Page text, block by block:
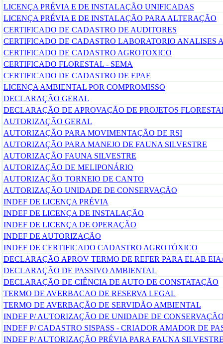
LICENÇA PRÉVIA E DE INSTALAÇÃO UNIFICADAS
LICENÇA PRÉVIA E DE INSTALAÇÃO PARA ALTERAÇÃO
CERTIFICADO DE CADASTRO DE AUDITORES
CERTIFICADO DE CADASTRO LABORATORIO ANALISES
CERTIFICADO DE CADASTRO AGROTOXICO
CERTIFICADO FLORESTAL - SEMA
CERTIFICADO DE CADASTRO DE EPAE
LICENÇA AMBIENTAL POR COMPROMISSO
DECLARAÇÃO GERAL
DECLARAÇÃO DE APROVAÇÃO DE PROJETOS
AUTORIZAÇÃO GERAL
AUTORIZAÇÃO PARA MOVIMENTAÇÃO DE RSI
AUTORIZAÇÃO PARA MANEJO DE FAUNA SILVESTRE
AUTORIZAÇÃO FAUNA SILVESTRE
AUTORIZAÇÃO DE MELIPONÁRIO
AUTORIZAÇÃO TORNEIO DE CANTO
AUTORIZAÇÃO UNIDADE DE CONSERVAÇÃO
INDEF DE LICENÇA PRÉVIA
INDEF DE LICENÇA DE INSTALAÇÃO
INDEF DE LICENÇA DE OPERAÇÃO
INDEF DE AUTORIZAÇÃO
INDEF DE CERTIFICADO CADASTRO AGROTÓXICO
DECLARAÇÃO APROV TERMO DE REFER PARA ELAB
DECLARAÇÃO DE PASSIVO AMBIENTAL
DECLARAÇÃO DE CIÊNCIA DE AUTO DE CONSTATAÇÃO
TERMO DE AVERBACAO DE RESERVA LEGAL
TERMO DE AVERBAÇÃO DE SERVIDÃO AMBIENTAL
INDEF P/ AUTORIZAÇÃO DE UNIDADE DE
INDEF P/ CADASTRO SISPASS - CRIADOR AMADOR DE
INDEF P/ AUTORIZAÇÃO PRÉVIA PARA FAUNA